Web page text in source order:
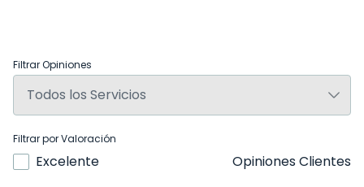
Filtrar Opiniones
Filtrar por Valoración
Excelente
Opiniones Clientes